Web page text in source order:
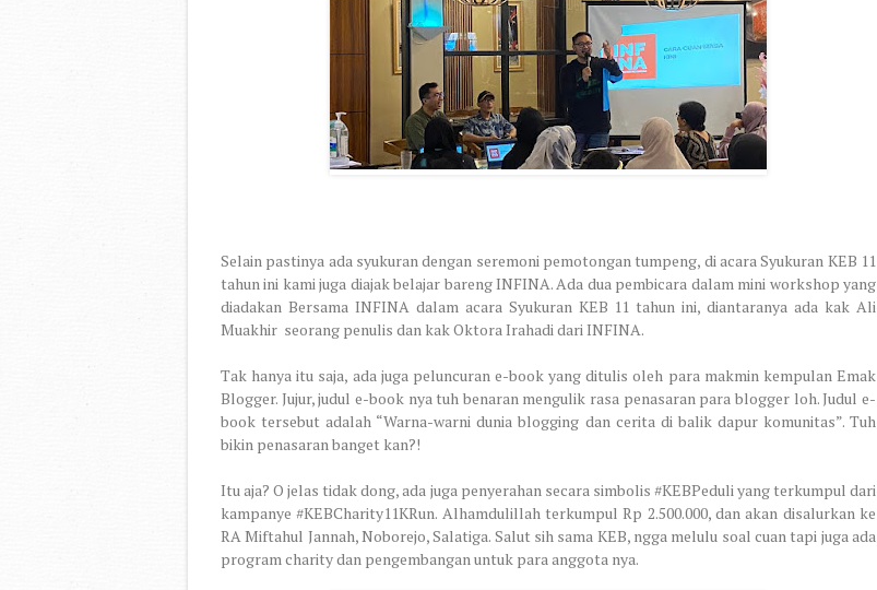
Selain pastinya ada syukuran dengan seremoni pemotongan tumpeng, di acara Syukuran KEB 11
tahun ini kami juga diajak belajar bareng INFINA. Ada dua pembicara dalam mini workshop yang
diadakan Bersama INFINA dalam acara Syukuran KEB 11 tahun ini, diantaranya ada kak Ali
Muakhir seorang penulis dan kak Oktora Irahadi dari INFINA.
Tak hanya itu saja, ada juga peluncuran e-book yang ditulis oleh para makmin kempulan Emak
Blogger. Jujur, judul e-book nya tuh benaran mengulik rasa penasaran para blogger loh. Judul e-
book tersebut adalah “Warna-warni dunia blogging dan cerita di balik dapur komunitas”. Tuh
bikin penasaran banget kan?!
Itu aja? O jelas tidak dong, ada juga penyerahan secara simbolis #KEBPeduli yang terkumpul dari
kampanye #KEBCharity11KRun. Alhamdulillah terkumpul Rp 2.500.000, dan akan disalurkan ke
RA Miftahul Jannah, Noborejo, Salatiga. Salut sih sama KEB, ngga melulu soal cuan tapi juga ada
program charity dan pengembangan untuk para anggota nya.